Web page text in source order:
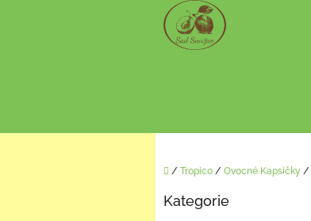
Domů
/ Tropico / Ovocné Kapsičky /
Přeskočit
Kategorie